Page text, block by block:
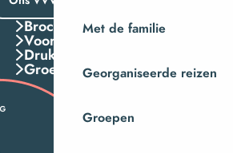
Met de familie
Georganiseerde reizen
Groepen
Brochures
Voordelen
Druk Op
Groepen